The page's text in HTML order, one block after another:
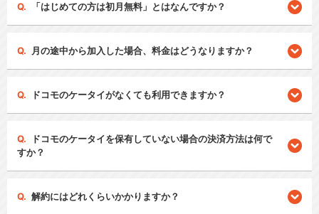
「はじめての方は初月無料」とはなんですか？
月の途中から加入した場合、料金はどうなりますか？
ドコモのケータイがなくても利用できますか？
ドコモのケータイを保有していない場合の決済方法は何で
すか？
解約にはどれくらいかかりますか？